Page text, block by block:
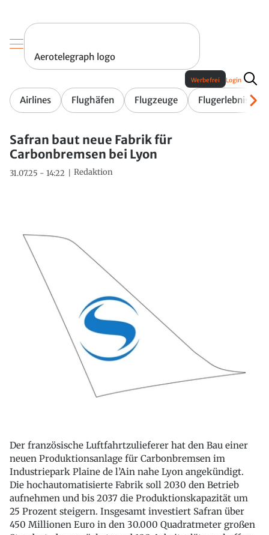
Aerotelegraph logo
Airlines Flughäfen Flugzeuge Flugerlebnis
Werbefrei Login
Safran baut neue Fabrik für
Carbonbremsen bei Lyon
31.07.25 - 14:22 Redaktion
Der französische Luftfahrtzulieferer hat den Bau einer
neuen Produktionsanlage für Carbonbremsen im
Industriepark Plaine de l’Ain nahe Lyon angekündigt.
Die hochautomatisierte Fabrik soll 2030 den Betrieb
aufnehmen und bis 2037 die Produktionskapazität um
25 Prozent steigern. Insgesamt investiert Safran über
450 Millionen Euro in den 30.000 Quadratmeter großen